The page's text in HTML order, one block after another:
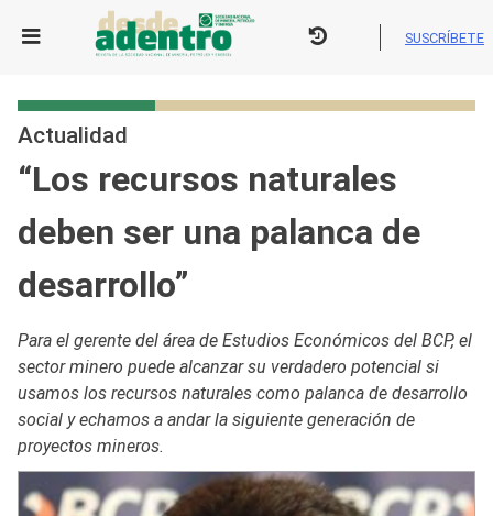
SUSCRÍBETE
Actualidad
“Los recursos naturales
deben ser una palanca de
desarrollo”
Para el gerente del área de Estudios Económicos del BCP, el
sector minero puede alcanzar su verdadero potencial si
usamos los recursos naturales como palanca de desarrollo
social y echamos a andar la siguiente generación de
proyectos mineros.